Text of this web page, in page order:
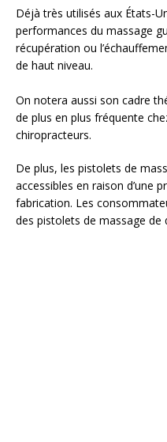
Déjà très utilisés aux États-
performances du massage
récupération ou
de haut niveau.
On notera aussi son cadre
de plus en plus fréquente
chiropracteurs.
De plus, les pistolets de
accessibles en raison d’une
fabrication. Les
des pistolets de massage de